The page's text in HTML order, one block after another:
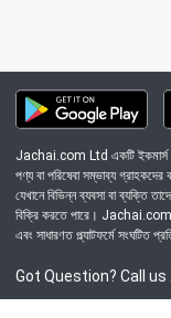
Jachai.com Ltd একটি ইকমার্স
পণ্য বা পরিষেবা সম্ভাব্য
যেখানে বিভিন্ন ব্যবসা বা ব্যক্তি
বিক্রি করতে পারে। Jachai.com
এবং সাধারণত প্ল্যাটফর্মে সংঘটিত
Got Question? Call